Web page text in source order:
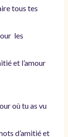
tous tes
les
et l’amour
où tu as vu
d’amitié et